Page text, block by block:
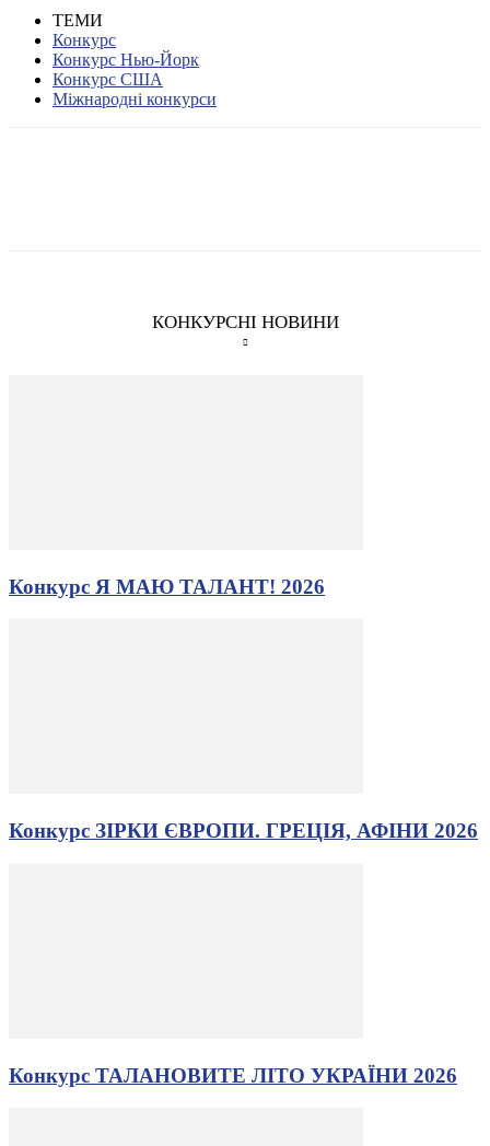
ТЕМИ
Конкурс
Конкурс Нью-Йорк
Конкурс США
Міжнародні конкурси
КОНКУРСНІ НОВИНИ
Конкурс Я МАЮ ТАЛАНТ! 2026
Конкурс ЗІРКИ ЄВРОПИ. ГРЕЦІЯ, АФІНИ 2026
Конкурс ТАЛАНОВИТЕ ЛІТО УКРАЇНИ 2026